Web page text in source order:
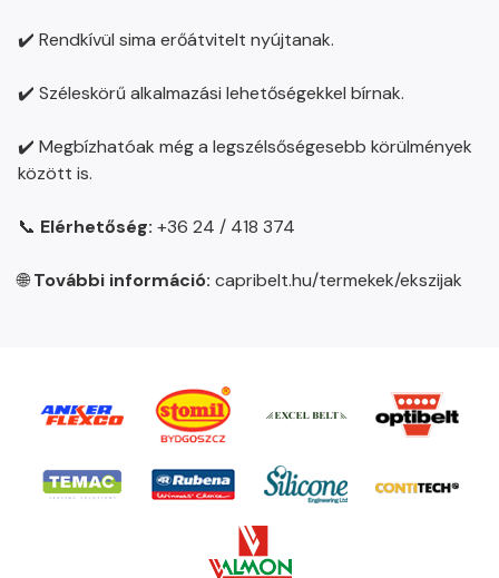
✔️ Rendkívül sima erőátvitelt nyújtanak.
✔️ Széleskörű alkalmazási lehetőségekkel bírnak.
✔️ Megbízhatóak még a legszélsőségesebb körülmények
között is.
📞 Elérhetőség: +36 24 / 418 374
🌐További információ: capribelt.hu/termekek/ekszijak